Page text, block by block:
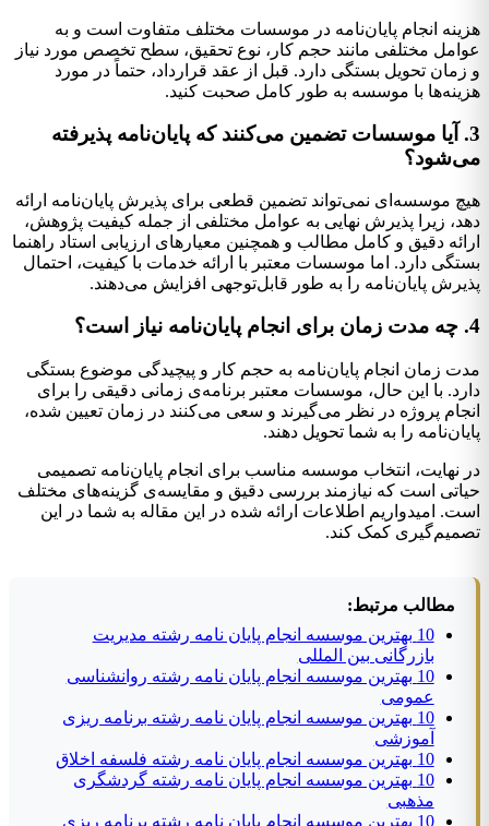
هزینه انجام پایان‌نامه در موسسات مختلف متفاوت است و به
عوامل مختلفی مانند حجم کار، نوع تحقیق، سطح تخصص مورد نیاز
و زمان تحویل بستگی دارد. قبل از عقد قرارداد، حتماً در مورد
هزینه‌ها با موسسه به طور کامل صحبت کنید.
3. آیا موسسات تضمین می‌کنند که پایان‌نامه پذیرفته
می‌شود؟
هیچ موسسه‌ای نمی‌تواند تضمین قطعی برای پذیرش پایان‌نامه ارائه
دهد، زیرا پذیرش نهایی به عوامل مختلفی از جمله کیفیت پژوهش،
ارائه دقیق و کامل مطالب و همچنین معیارهای ارزیابی استاد راهنما
بستگی دارد. اما موسسات معتبر با ارائه خدمات با کیفیت، احتمال
پذیرش پایان‌نامه را به طور قابل‌توجهی افزایش می‌دهند.
4. چه مدت زمان برای انجام پایان‌نامه نیاز است؟
مدت زمان انجام پایان‌نامه به حجم کار و پیچیدگی موضوع بستگی
دارد. با این حال، موسسات معتبر برنامه‌ی زمانی دقیقی را برای
انجام پروژه در نظر می‌گیرند و سعی می‌کنند در زمان تعیین شده،
پایان‌نامه را به شما تحویل دهند.
در نهایت، انتخاب موسسه مناسب برای انجام پایان‌نامه تصمیمی
حیاتی است که نیازمند بررسی دقیق و مقایسه‌ی گزینه‌های مختلف
است. امیدواریم اطلاعات ارائه شده در این مقاله به شما در این
تصمیم‌گیری کمک کند.
مطالب مرتبط:
10 بهترین موسسه انجام پایان نامه رشته مدیریت
بازرگانی بین المللی
10 بهترین موسسه انجام پایان نامه رشته روانشناسی
عمومی
10 بهترین موسسه انجام پایان نامه رشته برنامه ریزی
آموزشی
10 بهترین موسسه انجام پایان نامه رشته فلسفه اخلاق
10 بهترین موسسه انجام پایان نامه رشته گردشگری
مذهبی
10 بهترین موسسه انجام پایان نامه رشته برنامه ریزی